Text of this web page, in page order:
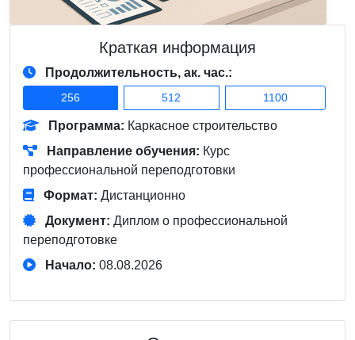
Краткая информация
Продолжительность, ак. час.:
256 512 1100
Программа: Каркасное строительство
Направление обучения: Курс
профессиональной переподготовки
Формат: Дистанционно
Документ: Диплом о профессиональной
переподготовке
Начало: 08.08.2026